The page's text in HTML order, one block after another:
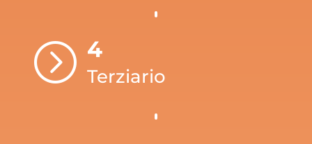
= 4
Terziario